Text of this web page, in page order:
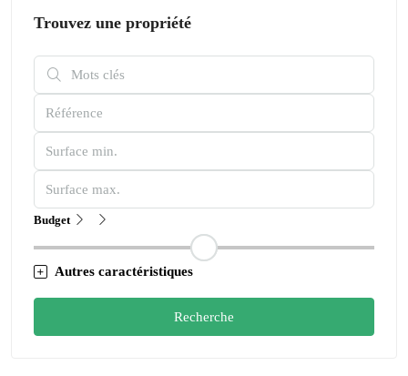
Trouvez une propriété
Budget
Autres caractéristiques
Recherche